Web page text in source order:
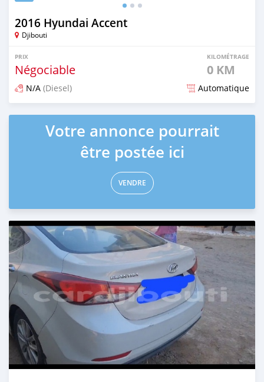
2016 Hyundai Accent
Djibouti
PRIX
Négociable
KILOMÉTRAGE
0 KM
N/A (Diesel) Automatique
Publié il y a plus d'un an
Votre annonce pourrait
être postée ici
VENDRE